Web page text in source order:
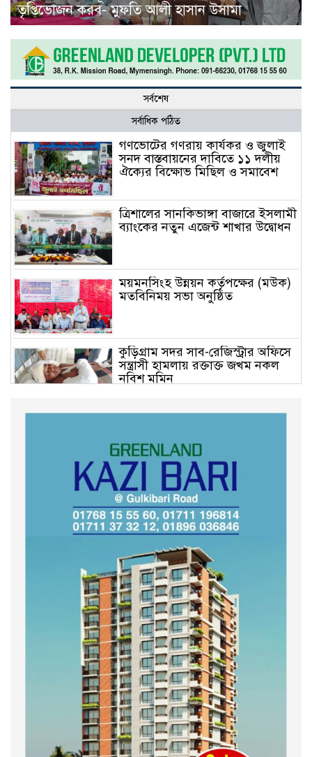
তৃপ্তিভোজন করব- মুফতি আলী হাসান উসামা
সর্বশেষ
সর্বাধিক পঠিত
গণভোটের গণরায় কার্যকর ও জুলাই
সনদ বাস্তবায়নের দাবিতে ১১ দলীয়
ঐক্যের বিক্ষোভ মিছিল ও সমাবেশ
ত্রিশালের সানকিভাঙ্গা বাজারে ইসলামী
ব্যাংকের নতুন এজেন্ট শাখার উদ্বোধন
ময়মনসিংহ উন্নয়ন কর্তৃপক্ষের (মউক)
মতবিনিময় সভা অনুষ্ঠিত
কুড়িগ্রাম সদর সাব-রেজিস্ট্রার অফিসে
সন্ত্রাসী হামলায় রক্তাক্ত জখম নকল
নবিশ মমিন
অনুষ্ঠিত
কুড়িগ্রাম কৃষি বিশ্ববিদ্যালয়ের স্থায়ী
ক্যাম্পাস নির্মাণে ইউজিসির সমন্বয়
সভা অনুষ্ঠিত
শহীদদের অসম্পূর্ণ মিশন সম্পন্ন করে
তবেই আমরা তৃপ্তিভোজন করব-
মুফতি আলী হাসান উসামা
দেশ গড়তে জুলাই জাগরণ’ কর্মসূচির
অংশ হিসেবে এনসিপির জুলাই
পথসভসায়- নাসীরুদ্দীন পাটওয়ারী
ইসলামী ব্যাংক বাংলাদেশ পিলএলসি
ময়মনসিংহ শাখার গ্রাহক সমাবেশ